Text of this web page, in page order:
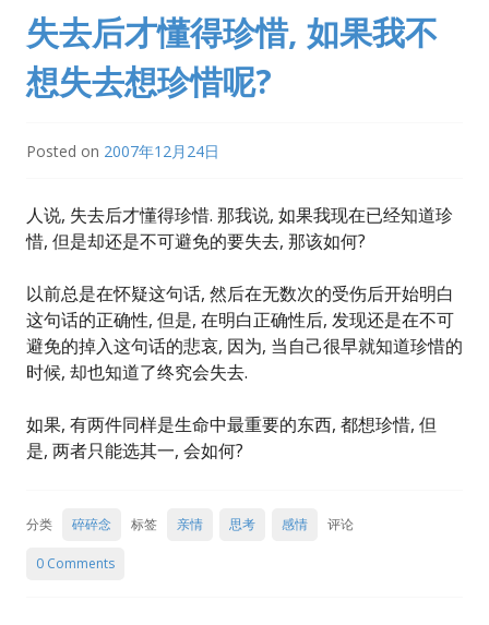
失去后才懂得珍惜, 如果我不
想失去想珍惜呢?
Posted on 2007年12月24日
人说, 失去后才懂得珍惜. 那我说, 如果我现在已经知道珍
惜, 但是却还是不可避免的要失去, 那该如何?
以前总是在怀疑这句话, 然后在无数次的受伤后开始明白
这句话的正确性, 但是, 在明白正确性后, 发现还是在不可
避免的掉入这句话的悲哀, 因为, 当自己很早就知道珍惜的
时候, 却也知道了终究会失去.
如果, 有两件同样是生命中最重要的东西, 都想珍惜, 但
是, 两者只能选其一, 会如何?
分类 碎碎念 标签 亲情 思考 感情 评论
0 Comments